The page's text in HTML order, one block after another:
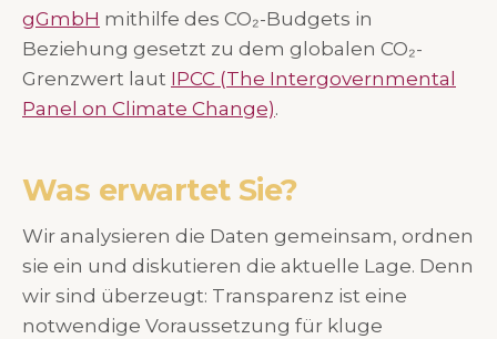
gGmbH mithilfe des CO₂-Budgets in
Beziehung gesetzt zu dem globalen CO₂-
Grenzwert laut IPCC (The Intergovernmental
Panel on Climate Change).
Was erwartet Sie?
Wir analysieren die Daten gemeinsam, ordnen
sie ein und diskutieren die aktuelle Lage. Denn
wir sind überzeugt: Transparenz ist eine
notwendige Voraussetzung für kluge